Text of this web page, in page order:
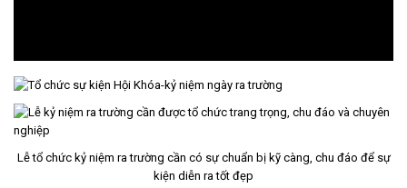
Lễ tổ chức kỷ niệm ra trường cần có sự chuẩn bị kỹ càng, chu đáo để sự
kiện diễn ra tốt đẹp